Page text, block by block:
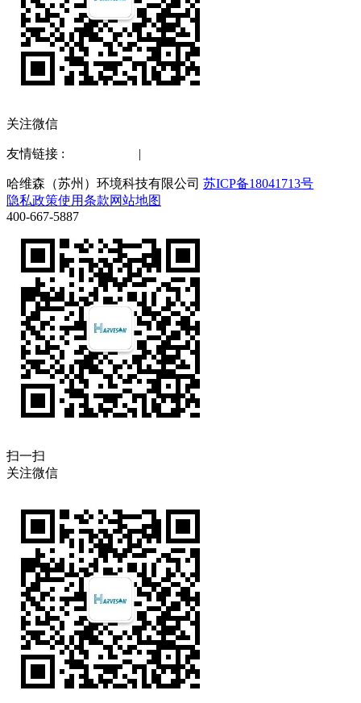
关注微信
友情链接 : |
哈维森（苏州）环境科技有限公司 苏ICP备18041713号
隐私政策使用条款网站地图
400-667-5887
扫一扫
关注微信